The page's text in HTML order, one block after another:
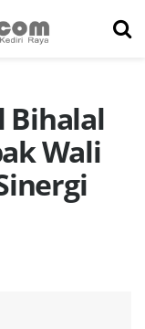
Bihalal
Wali